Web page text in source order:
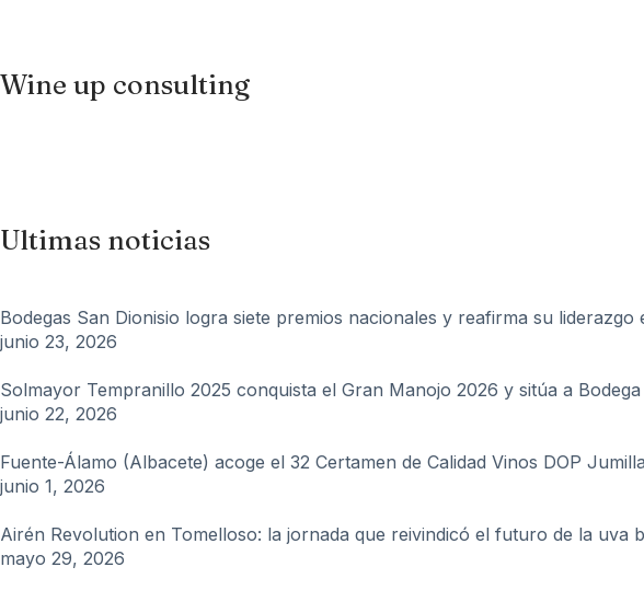
Wine up consulting
Ultimas noticias
Bodegas San Dionisio logra siete premios nacionales y reafirma su liderazgo
junio 23, 2026
Solmayor Tempranillo 2025 conquista el Gran Manojo 2026 y sitúa a
junio 22, 2026
Fuente-Álamo (Albacete) acoge el 32 Certamen de Calidad Vinos DOP Jumilla
junio 1, 2026
Airén Revolution en Tomelloso: la jornada que reivindicó el futuro de la uva
mayo 29, 2026